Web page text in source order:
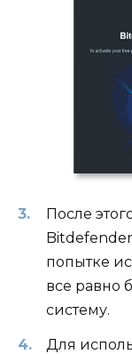
После
попытке
все равно
систему.
Для